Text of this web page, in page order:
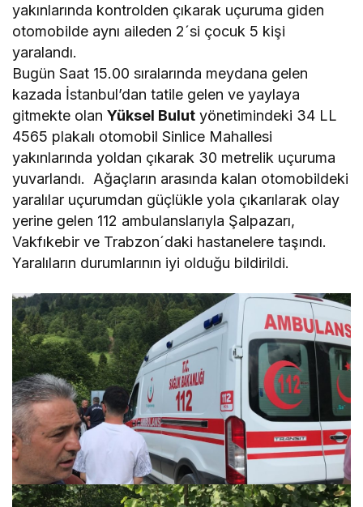
yakınlarında kontrolden çıkarak uçuruma giden
otomobilde aynı aileden 2´si çocuk 5 kişi
yaralandı.
Bugün Saat 15.00 sıralarında meydana gelen
kazada İstanbul’dan tatile gelen ve yaylaya
gitmekte olanYüksel Bulut yönetimindeki 34 LL
4565 plakalı otomobil Sinlice Mahallesi
yakınlarında yoldan çıkarak 30 metrelik uçuruma
yuvarlandı. Ağaçların arasında kalan otomobildeki
yaralılar uçurumdan güçlükle yola çıkarılarak olay
yerine gelen 112 ambulanslarıyla Şalpazarı,
Vakfıkebir ve Trabzon´daki hastanelere taşındı.
Yaralıların durumlarının iyi olduğu bildirildi.